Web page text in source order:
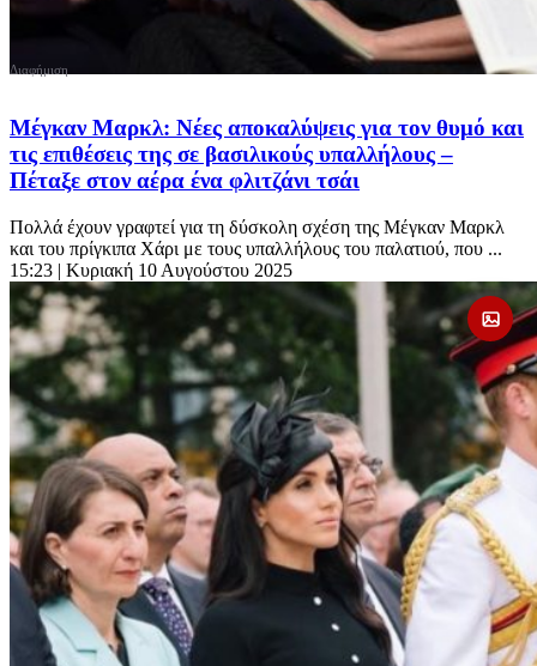
Μέγκαν Μαρκλ: Νέες αποκαλύψεις για τον θυμό και
τις επιθέσεις της σε βασιλικούς υπαλλήλους –
Πέταξε στον αέρα ένα φλιτζάνι τσάι
Πολλά έχουν γραφτεί για τη δύσκολη σχέση της Μέγκαν Μαρκλ
και του πρίγκιπα Χάρι με τους υπαλλήλους του παλατιού, που ...
15:23 | Κυριακή 10 Αυγούστου 2025